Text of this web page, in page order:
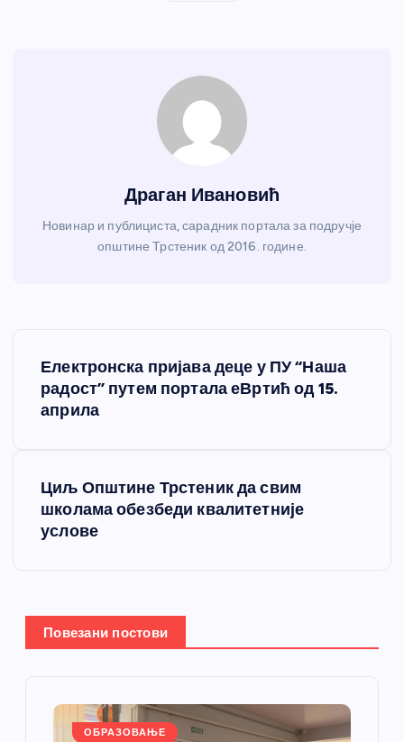
Драган Ивановић
Новинар и публициста, сарадник портала за подручје
општине Трстеник од 2016. године.
е
ч
Електронска пријава деце у ПУ “Наша
радост” путем портала еВртић од 15.
априла
Циљ Општине Трстеник да свим
школама обезбеди квалитетније
услове
Повезани постови
ОБРАЗОВАЊЕ